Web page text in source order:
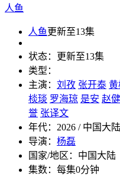
人鱼
人鱼更新至13集
状态：
更新至13集
类型：
主演： 刘孜 张开泰 黄
棪琰 罗海琼 是安 赵健
誉 张译文
年代： 2026 / 中国大
导演： 杨磊
国家/地区： 中国大陆
集数： 每集0分钟